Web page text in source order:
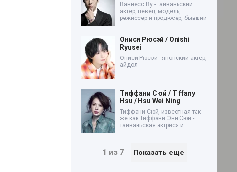
Ваннесс Ву - тайваньский
актер, певец, модель,
режиссер и продюсер, бывший
Ониси Рюсэй / Onishi
Ryusei
Ониси Рюсэй - японский актер,
айдол.
Тиффани Сюй / Tiffany
Hsu / Hsu Wei Ning
Тиффани Сюй, известная так
же как Тиффани Энн Сюй -
тайваньская актриса и
1 из 7 Показать еще